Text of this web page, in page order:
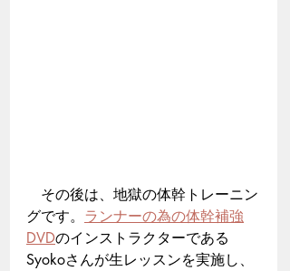
その後は、地獄の体幹トレーニン
グです。 ランナーの為の体幹補強
DVDのインストラクターである
Syokoさんが生レッスンを実施し、